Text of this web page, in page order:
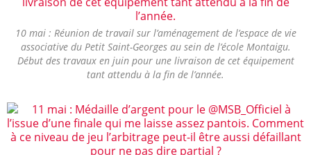
10 mai : Réunion de travail sur l’aménagement de l’espace de vie
associative du Petit Saint-Georges au sein de l’école Montaigu.
Début des travaux en juin pour une livraison de cet équipement
tant attendu à la fin de l’année.